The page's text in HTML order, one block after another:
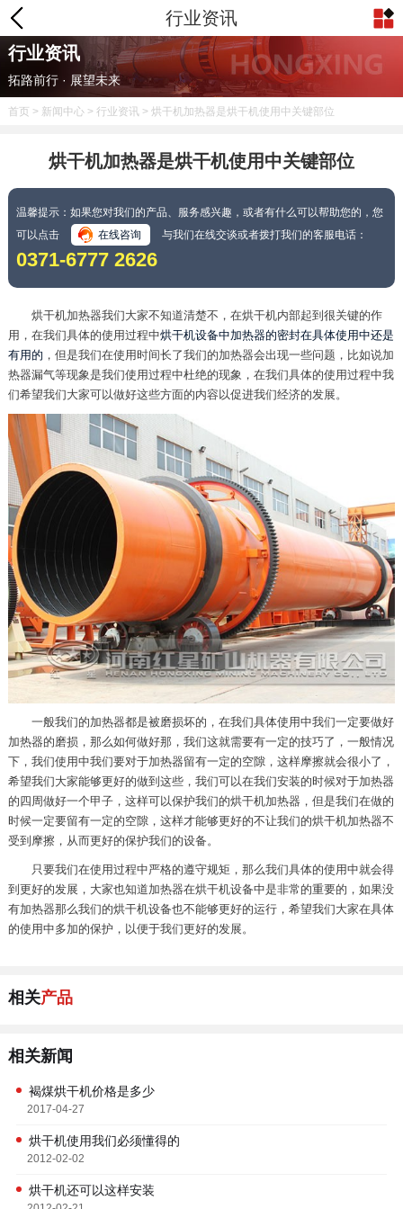
行业资讯
行业资讯
拓路前行 · 展望未来
首页 > 新闻中心> 行业资讯> 烘干机加热器是烘干机使用中关键部位
烘干机加热器是烘干机使用中关键部位
温馨提示：如果您对我们的产品、服务感兴趣，或者有什么可以帮助您的，您
可以点击
在线咨询 与我们在线交谈或者拨打我们的客服电话：
0371-6777 2626
烘干机加热器我们大家不知道清楚不，在烘干机内部起到很关键的作
用，在我们具体的使用过程中烘干机设备中加热器的密封在具体使用中还是
有用的 ，但是我们在使用时间长了我们的加热器会出现一些问题，比如说加
热器漏气等现象是我们使用过程中杜绝的现象，在我们具体的使用过程中我
们希望我们大家可以做好这些方面的内容以促进我们经济的发展。
一般我们的加热器都是被磨损坏的，在我们具体使用中我们一定要做好
加热器的磨损，那么如何做好那，我们这就需要有一定的技巧了，一般情况
下，我们使用中我们要对于加热器留有一定的空隙，这样摩擦就会很小了，
希望我们大家能够更好的做到这些，我们可以在我们安装的时候对于加热器
的四周做好一个甲子，这样可以保护我们的烘干机加热器，但是我们在做的
时候一定要留有一定的空隙，这样才能够更好的不让我们的烘干机加热器不
受到摩擦，从而更好的保护我们的设备。
只要我们在使用过程中严格的遵守规矩，那么我们具体的使用中就会得
到更好的发展，大家也知道加热器在烘干机设备中是非常的重要的，如果没
有加热器那么我们的烘干机设备也不能够更好的运行，希望我们大家在具体
的使用中多加的保护，以便于我们更好的发展。
相关产品
相关新闻
褐煤烘干机价格是多少
2017-04-27
烘干机使用我们必须懂得的
2012-02-02
烘干机还可以这样安装